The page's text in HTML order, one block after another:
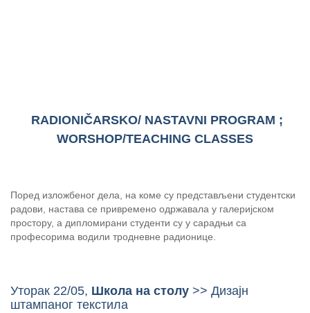
RADIONIČARSKO/ NASTAVNI PROGRAM ;
WORSHOP/TEACHING CLASSES
Поред изложбеног дела, на коме су представљени студентски
радови, настава се привремено одржавала у галеријском
простору, а дипломирани студенти су у сарадњи са
професорима водили тродневне радионице.
Уторак 22/05, Школа на столу >> Дизајн
штампаног текстила